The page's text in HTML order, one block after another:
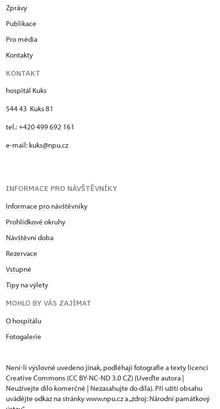
Zprávy
Publikace
Pro média
Kontakty
KONTAKT
hospitál Kuks
544 43 Kuks 81
tel.: +420 499 692 161
e-mail: kuks@npu.cz
INFORMACE PRO NÁVŠTĚVNÍKY
Informace pro návštěvníky
Prohlídkové okruhy
Návštěvní doba
Rezervace
Vstupné
Tipy na výlety
MOHLO BY VÁS ZAJÍMAT
O hospitálu
Fotogalerie
Není-li výslovně uvedeno jinak, podléhají fotografie a texty licenci
Creative Commons (CC BY-NC-ND 3.0 CZ) (Uveďte autora |
Neužívejte dílo komerčně | Nezasahujte do díla). Při užití obsahu
uvádějte odkaz na stránky www.npu.cz a „zdroj: Národní památkový